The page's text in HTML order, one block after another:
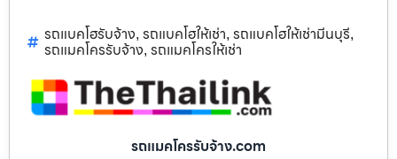
รถแบคโฮรับจ้าง, รถแบคโฮให้เช่า, รถแบคโฮให้เช่ามีนบุรี,
รถแมคโครรับจ้าง, รถแมคโครให้เช่า
รถแมคโครรับจ้าง.com